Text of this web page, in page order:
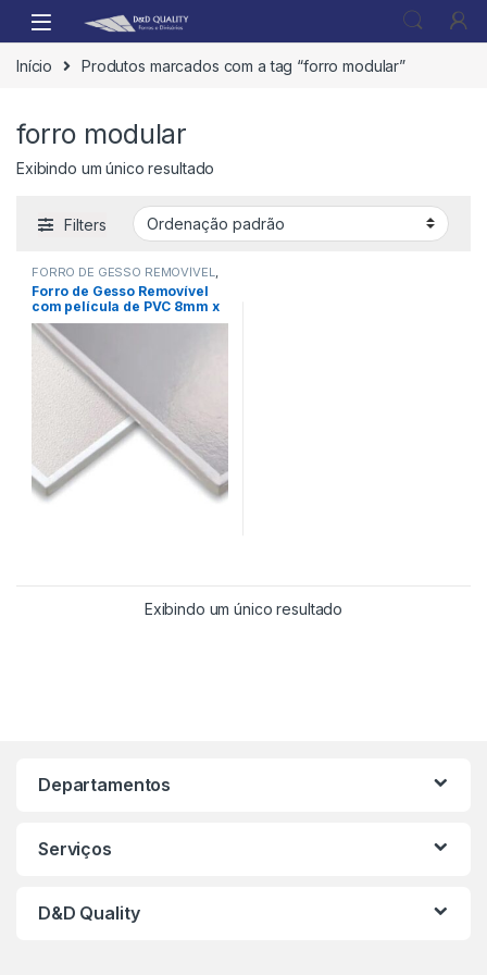
Início Produtos marcados com a tag “forro modular”
forro modular
Exibindo um único resultado
Filters
FORRO DE GESSO REMOVÍVEL
FORROS
Forro de Gesso Removível
com película de PVC 8mm x
625mm x 1250mm (CX 8)
Exibindo um único resultado
Departamentos
Serviços
D&D Quality